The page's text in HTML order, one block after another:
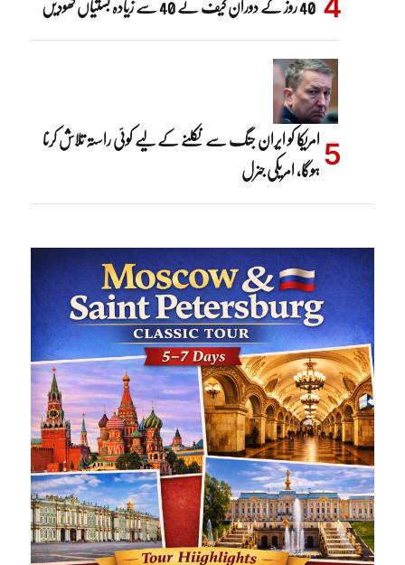
امریکا کو ایران جنگ سے نکلنے کے لیے کوئی راستہ تلاش کرنا
ہوگا، امریکی جنرل